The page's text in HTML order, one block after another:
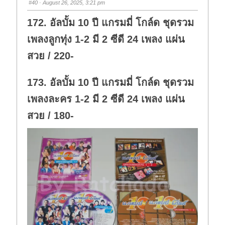
d
o
n
.
u
p
#40 · August 26, 2025, 3:21 pm
172. อัลบั้ม 10 ปี แกรมมี่ โกล์ด ชุดรวม
เพลงลูกทุ่ง 1-2 มี 2 ซีดี 24 เพลง แผ่น
สวย / 220-
173. อัลบั้ม 10 ปี แกรมมี่ โกล์ด ชุดรวม
เพลงละคร 1-2 มี 2 ซีดี 24 เพลง แผ่น
สวย / 180-